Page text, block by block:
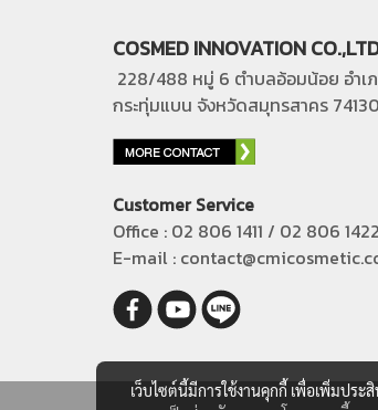
COSMED INNOVATION
228/488 หมู่ 6 ตำบลอ้อมน้อย อำเ
กระทุ่มแบน จังหวัดสมุทรสาคร 74130
Customer Service
Office : 02 806 1411 / 02 806 1422
E-mail :
เว็บไซต์นี้มีการใช้งานคุกกี้ เพื่อเพิ่มปร